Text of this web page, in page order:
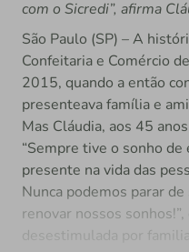
negócios mais sólidos e
“Nosso objetivo é que os
fortalecidos, que os
percebidos e façam a
de eficiência, lucro e
garante Cristiano
Sicredi das Culturas RS/
com o Sicredi”, afirma
São Paulo (SP) – A
Confeitaria e Comércio
2015, quando a então
presenteava família e
Mas Cláudia, aos 45
“Sempre tive o sonho
presente na vida das
Nunca podemos parar
renovar nossos
desestimulada por